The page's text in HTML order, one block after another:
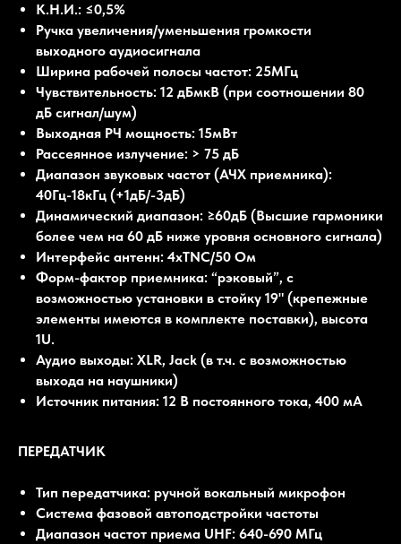
К.Н.И.: ≤0,5%
Ручка увеличения/уменьшения громкости
выходного аудиосигнала
Ширина рабочей полосы частот: 25МГц
Чувствительность: 12 дБмкВ (при соотношении 80
дБ сигнал/шум)
Выходная РЧ мощность: 15мВт
Рассеянное излучение: > 75 дБ
Диапазон звуковых частот (АЧХ приемника):
40Гц-18кГц (+1дБ/-3дБ)
Динамический диапазон: ≥60дБ (Высшие гармоники
более чем на 60 дБ ниже уровня основного сигнала)
Интерфейс антенн: 4хTNC/50 Ом
Форм-фактор приемника: “рэковый”, с
возможностью установки в стойку 19" (крепежные
элементы имеются в комплекте поставки), высота
1U.
Аудио выходы: XLR, Jack (в т.ч. с возможностью
выхода на наушники)
Источник питания: 12 В постоянного тока, 400 мА
ПЕРЕДАТЧИК
Тип передатчика: ручной вокальный микрофон
Система фазовой автоподстройки частоты
Диапазон частот приема UHF: 640-690 МГц